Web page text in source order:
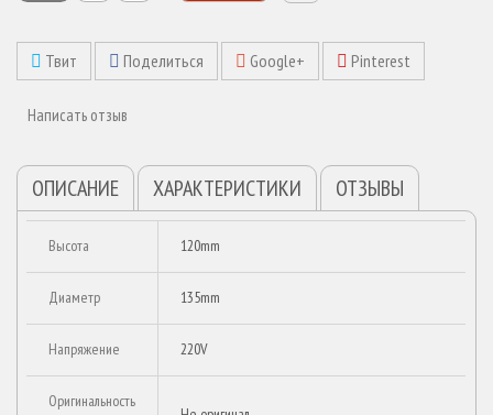
Твит Поделиться Google+ Pinterest
Написать отзыв
ОПИСАНИЕ ХАРАКТЕРИСТИКИ ОТЗЫВЫ
Высота 120mm
Диаметр 135mm
Напряжение 220V
Оригинальность